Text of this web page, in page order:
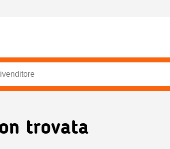
trovata